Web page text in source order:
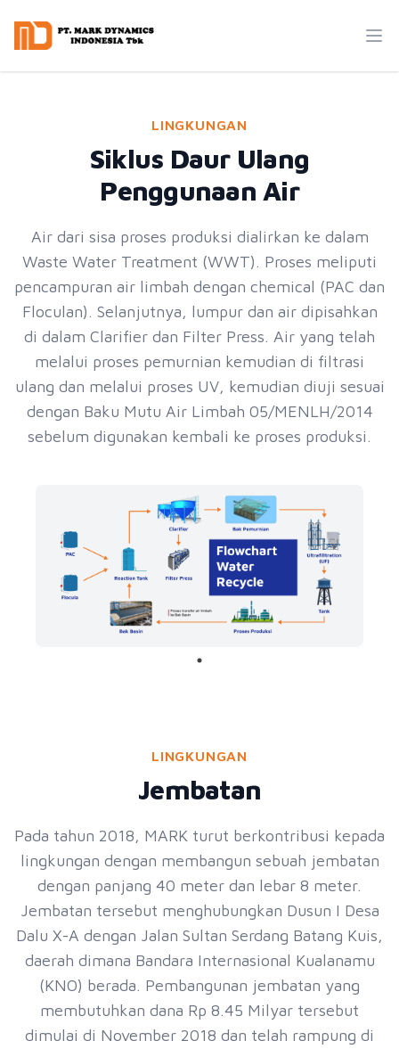
Mark Dynamics
LINGKUNGAN
Siklus Daur Ulang
Penggunaan Air
Air dari sisa proses produksi dialirkan ke dalam
Waste Water Treatment (WWT). Proses meliputi
pencampuran air limbah dengan chemical (PAC dan
Floculan). Selanjutnya, lumpur dan air dipisahkan
di dalam Clarifier dan Filter Press. Air yang telah
melalui proses pemurnian kemudian di filtrasi
ulang dan melalui proses UV, kemudian diuji sesuai
dengan Baku Mutu Air Limbah 05/MENLH/2014
sebelum digunakan kembali ke proses produksi.
LINGKUNGAN
Jembatan
Pada tahun 2018, MARK turut berkontribusi kepada
lingkungan dengan membangun sebuah jembatan
dengan panjang 40 meter dan lebar 8 meter.
Jembatan tersebut menghubungkan Dusun I Desa
Dalu X-A dengan Jalan Sultan Serdang Batang Kuis,
daerah dimana Bandara Internasional Kualanamu
(KNO) berada. Pembangunan jembatan yang
membutuhkan dana Rp 8.45 Milyar tersebut
dimulai di November 2018 dan telah rampung di